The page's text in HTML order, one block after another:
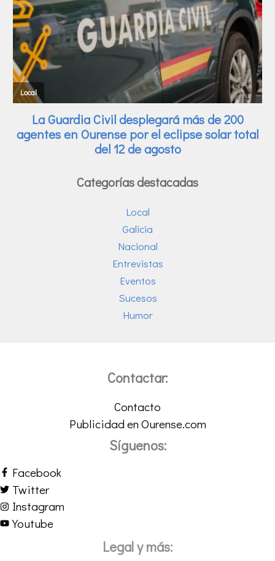
Categorías destacadas
Local
Galicia
Nacional
Entrevistas
Eventos
Sucesos
Humor
Contactar:
Contacto
Publicidad en Ourense.com
Síguenos:
Facebook
Twitter
Instagram
Youtube
Legal y más: